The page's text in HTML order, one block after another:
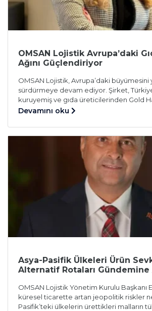
OMSAN Lojistik Avrupa’daki
Ağını Güçlendiriyor
OMSAN Lojistik, Avrupa’daki büyümesini
sürdürmeye devam ediyor. Şirket,
kuruyemiş ve gıda üreticilerinden Gold
gerçekleştirdiği yeni iş birliği kapsamında
Lojistik, Sagra’nın Ordu ve Gold
tesislerinde üretilen ürünlerin
lojistik operasyonlarını yönetecek.
Devamını oku
Asya-Pasifik Ülkeleri Ürün
Alternatif Rotaları Gündemine
OMSAN Lojistik Yönetim Kurulu Başkanı
küresel ticarette artan jeopolitik riskler
Pasifik’teki ülkelerin ürettikleri malların